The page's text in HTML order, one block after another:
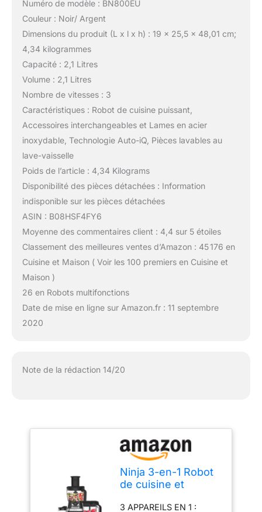
Numéro de modèle : BN800EU
Couleur : Noir/ Argent
Dimensions du produit (L x l x h) : 19 x 25,5 x 48,01 cm;
4,34 kilogrammes
Capacité : 2,1 Litres
Volume : 2,1 Litres
Nombre de vitesses : 3
Caractéristiques : Robot de cuisine puissant,
Accessoires interchangeables et Lames en acier
inoxydable, Technologie Auto-iQ, Pièces lavables au
lave-vaisselle
Poids de l’article : 4,34 Kilograms
Disponibilité des pièces détachées : Information
indisponible sur les pièces détachées
ASIN : B08HSF4FY6
Moyenne des commentaires client : 4,4 sur 5 étoiles
Classement des meilleures ventes d’Amazon : 45 176 en
Cuisine et Maison ( Voir les 100 premiers en Cuisine et
Maison )
26 en Robots multifonctions
Date de mise en ligne sur Amazon.fr : 11 septembre
2020
Note de la rédaction 14/20
Ninja 3-en-1 Robot
de cuisine et
programmes: Mixer,
3 APPAREILS EN 1 :